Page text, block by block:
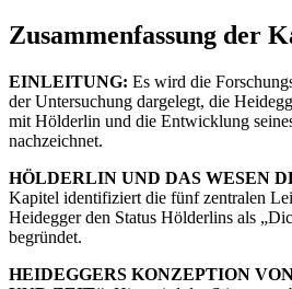
Zusammenfassung der
EINLEITUNG: Es wird die
der Untersuchung dargelegt, die
mit Hölderlin und die Entwicklung
nachzeichnet.
HÖLDERLIN UND DAS WESEN
Kapitel identifiziert die fünf zentralen
Heidegger den Status Hölderlins als
begründet.
HEIDEGGERS KONZEPTION